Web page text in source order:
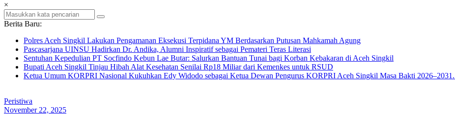
×
Berita Baru:
Polres Aceh Singkil Lakukan Pengamanan Eksekusi Terpidana YM Berdasarkan Putusan Mahkamah Agung
Pascasarjana UINSU Hadirkan Dr. Andika, Alumni Inspiratif sebagai Pemateri Teras Literasi
Sentuhan Kepedulian PT Socfindo Kebun Lae Butar: Salurkan Bantuan Tunai bagi Korban Kebakaran di Aceh Singkil
Bupati Aceh Singkil Tinjau Hibah Alat Kesehatan Senilai Rp18 Miliar dari Kemenkes untuk RSUD
Ketua Umum KORPRI Nasional Kukuhkan Edy Widodo sebagai Ketua Dewan Pengurus KORPRI Aceh Singkil Masa Bakti 2026–2031.
Peristiwa
November 22, 2025